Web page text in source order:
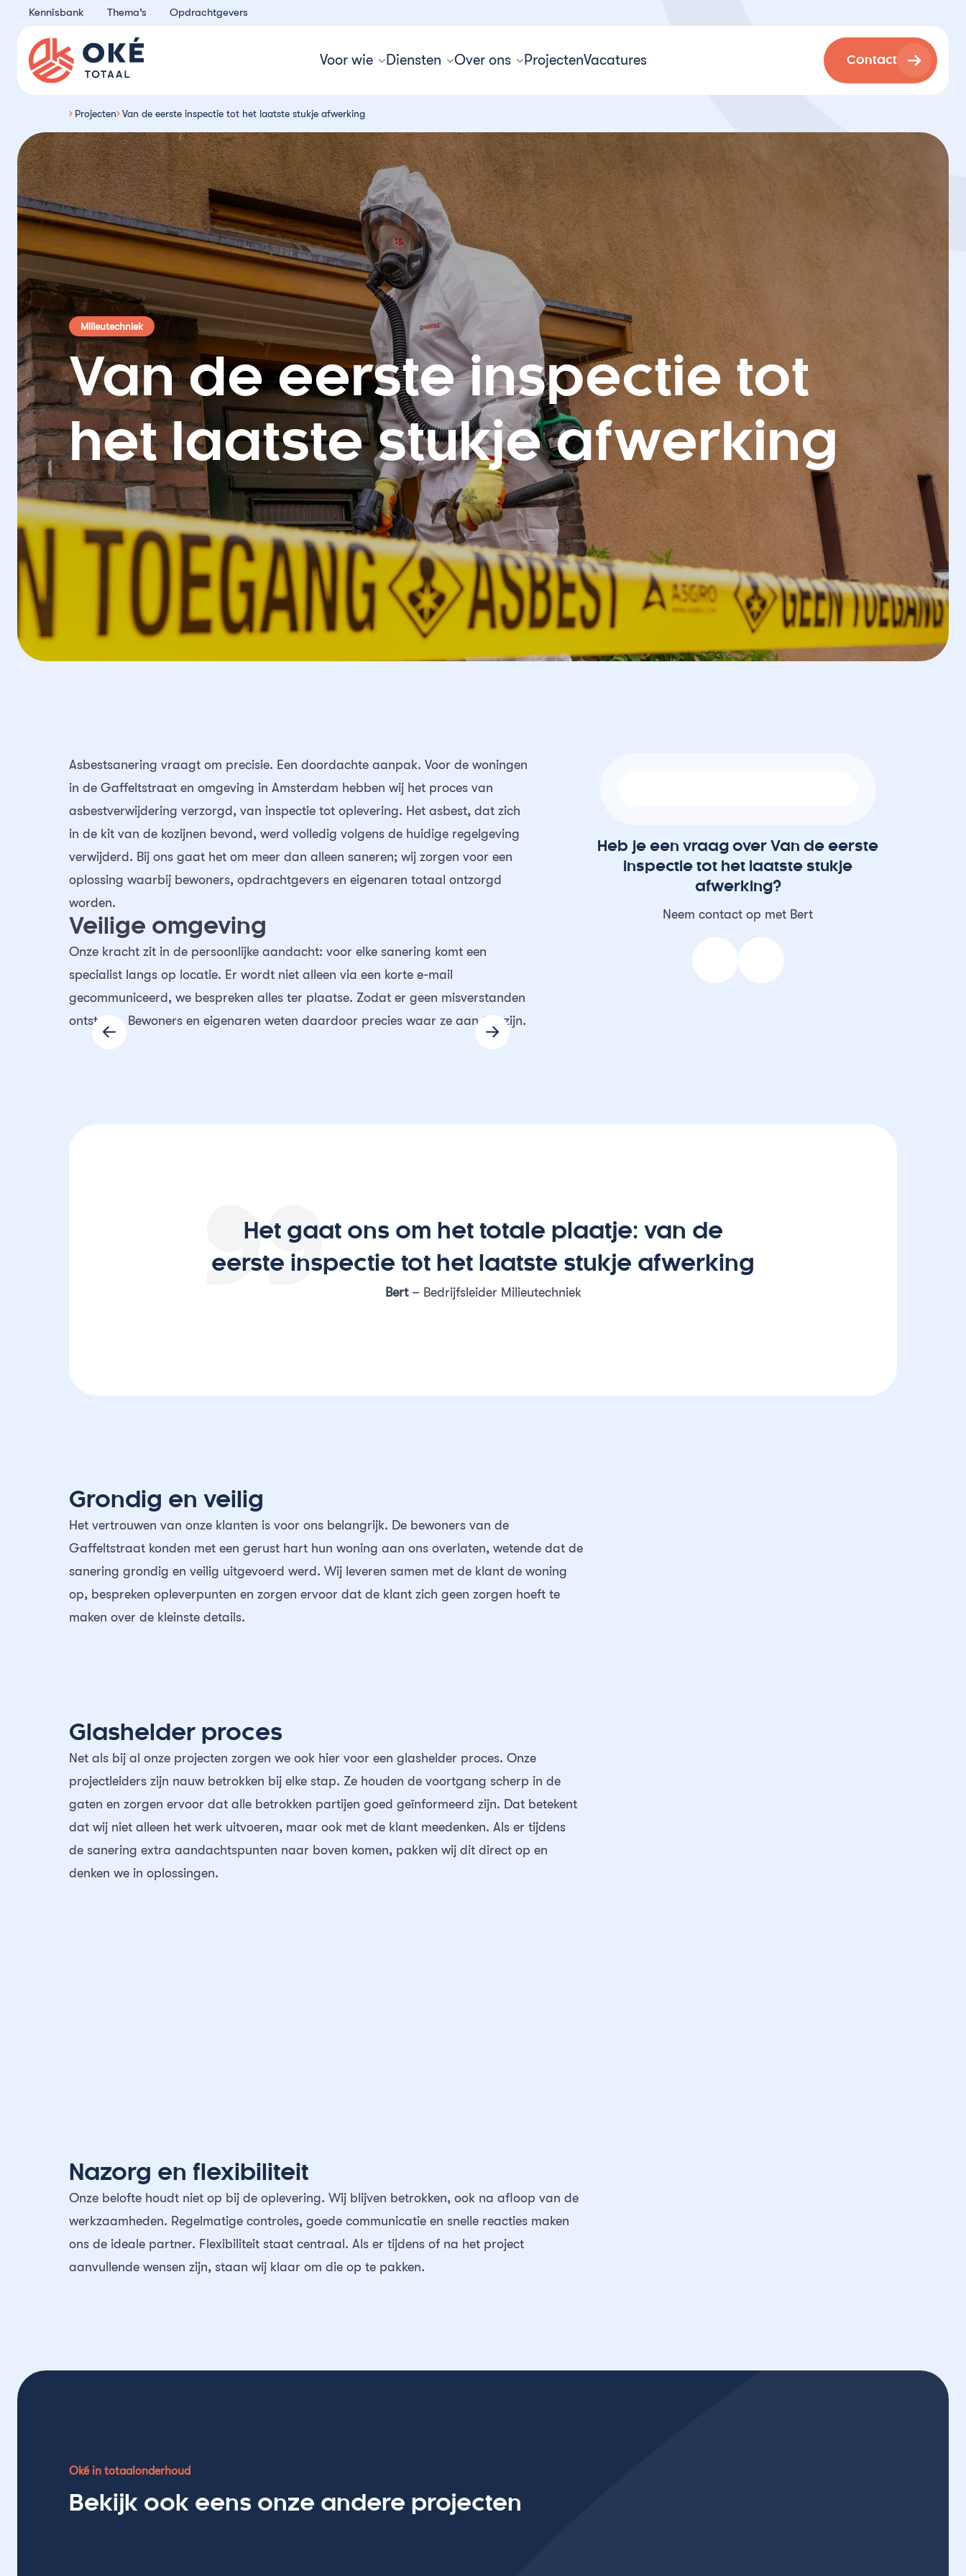
Ga naar de inhoud
Kennisbank Thema’s Opdrachtgevers
Oké Totaal
Voor wie Diensten Over ons ProjectenVacatures Contact
Projecten Van de eerste inspectie tot het laatste stukje afwerking
Milieutechniek
Van de eerste inspectie tot
het laatste stukje afwerking
Asbestsanering vraagt om precisie. Een doordachte aanpak. Voor de woningen
in de Gaffeltstraat en omgeving in Amsterdam hebben wij het proces van
asbestverwijdering verzorgd, van inspectie tot oplevering. Het asbest, dat zich
in de kit van de kozijnen bevond, werd volledig volgens de huidige regelgeving
verwijderd. Bij ons gaat het om meer dan alleen saneren; wij zorgen voor een
oplossing waarbij bewoners, opdrachtgevers en eigenaren totaal ontzorgd
worden.
Veilige omgeving
Onze kracht zit in de persoonlijke aandacht: voor elke sanering komt een
specialist langs op locatie. Er wordt niet alleen via een korte e-mail
gecommuniceerd, we bespreken alles ter plaatse. Zodat er geen misverstanden
ontstaan. Bewoners en eigenaren weten daardoor precies waar ze aan toe zijn.
Heb je een vraag over Van de eerste
inspectie tot het laatste stukje
afwerking?
Neem contact op met Bert
Het gaat ons om het totale plaatje: van de
eerste inspectie tot het laatste stukje afwerking
Bert– Bedrijfsleider Milieutechniek
Grondig en veilig
Het vertrouwen van onze klanten is voor ons belangrijk. De bewoners van de
Gaffeltstraat konden met een gerust hart hun woning aan ons overlaten, wetende dat de
sanering grondig en veilig uitgevoerd werd. Wij leveren samen met de klant de woning
op, bespreken opleverpunten en zorgen ervoor dat de klant zich geen zorgen hoeft te
maken over de kleinste details.
Glashelder proces
Net als bij al onze projecten zorgen we ook hier voor een glashelder proces. Onze
projectleiders zijn nauw betrokken bij elke stap. Ze houden de voortgang scherp in de
gaten en zorgen ervoor dat alle betrokken partijen goed geïnformeerd zijn. Dat betekent
dat wij niet alleen het werk uitvoeren, maar ook met de klant meedenken. Als er tijdens
de sanering extra aandachtspunten naar boven komen, pakken wij dit direct op en
denken we in oplossingen.
Nazorg en flexibiliteit
Onze belofte houdt niet op bij de oplevering. Wij blijven betrokken, ook na afloop van de
werkzaamheden. Regelmatige controles, goede communicatie en snelle reacties maken
ons de ideale partner. Flexibiliteit staat centraal. Als er tijdens of na het project
aanvullende wensen zijn, staan wij klaar om die op te pakken.
Oké in totaalonderhoud
Bekijk ook eens onze andere projecten